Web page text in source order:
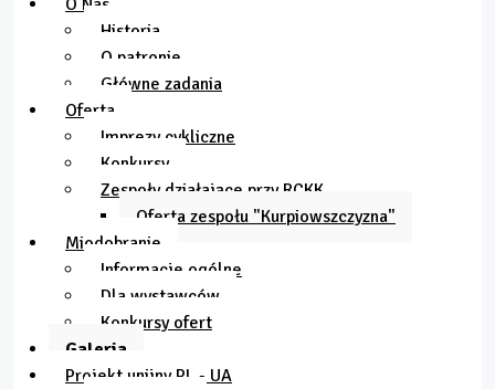
Historia
O patronie
Główne zadania
Oferta
Imprezy cykliczne
Konkursy
Zespoły działające przy RCKK
Oferta zespołu "Kurpiowszczyzna"
Miodobranie
Informacje ogólne
Dla wystawców
Konkursy ofert
Galeria
Projekt unijny PL - UA